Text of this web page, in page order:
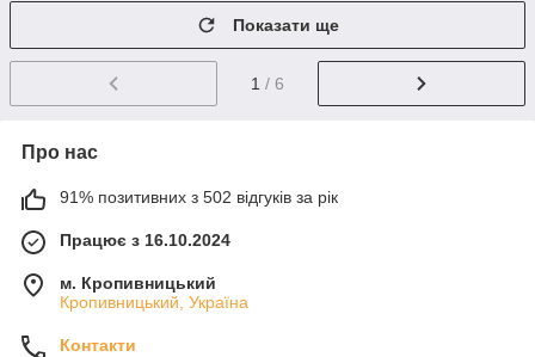
Показати ще
1 / 6
Про нас
91% позитивних з 502 відгуків за рік
Працює з 16.10.2024
м. Кропивницький
Кропивницький, Україна
Контакти